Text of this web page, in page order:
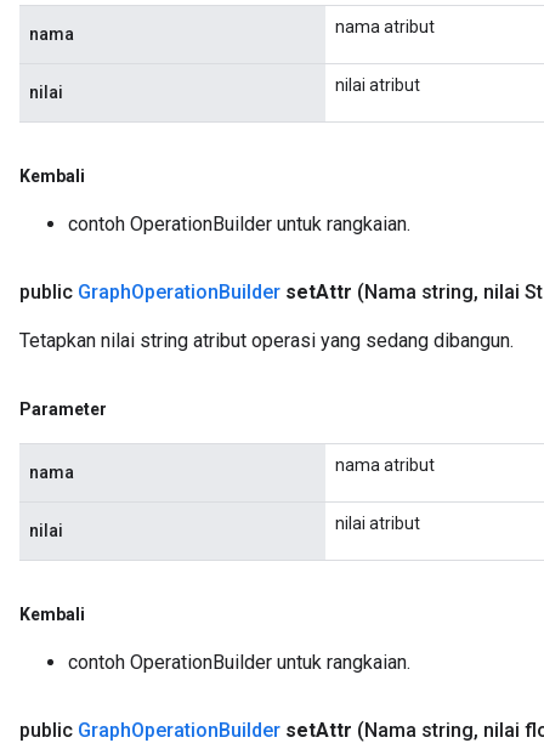
nama nama atribut
nilai nilai atribut
Kembali
contoh OperationBuilder untuk rangkaian.
public GraphOperationBuilder setAttr (Nama string, nilai
Tetapkan nilai string atribut operasi yang sedang dibangun.
Parameter
nama nama atribut
nilai nilai atribut
Kembali
contoh OperationBuilder untuk rangkaian.
public GraphOperationBuilder setAttr (Nama string, nilai